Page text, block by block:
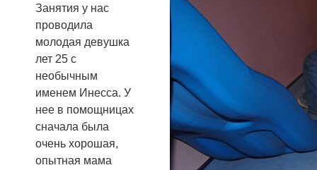
Занятия у нас
проводила
молодая девушка
лет 25 с
необычным
именем Инесса. У
нее в помощницах
сначала была
очень хорошая,
опытная мама